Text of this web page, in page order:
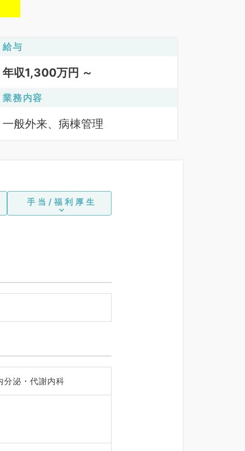
給与
年収1,300万円 ～
業務内容
一般外来、病棟管理
手当/福利厚生
分泌・代謝内科